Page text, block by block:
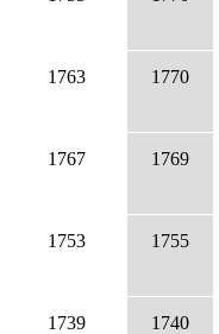
1763 1770
1767 1769
1753 1755
1739 1740